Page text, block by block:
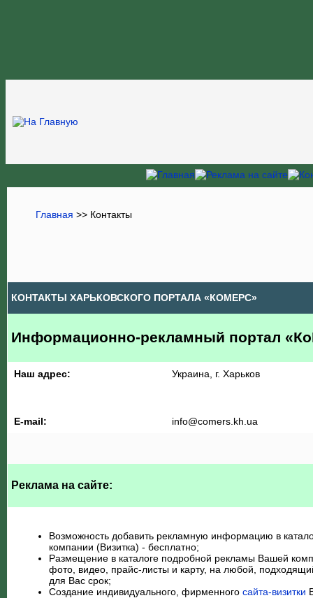
Главная >> Контакты
КОНТАКТЫ ХАРЬКОВСКОГО ПОРТАЛА «КОМЕРС»
Информационно-рекламный портал
Наш адрес: Украина, г. Харьков
E-mail: au.hk.sremoc@ofni
Реклама на сайте:
Возможность добавить рекламную информацию в
компании (Визитка) - бесплатно;
Размещение в каталоге подробной рекламы Вашей
фото, видео, прайс-листы и карту, на любой,
для Вас срок;
Создание индивидуального, фирменного сайта-визитки